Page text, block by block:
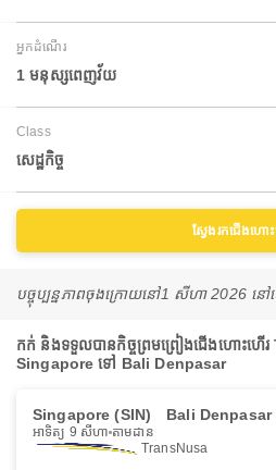
អ្នកដំណើរ
1 មនុស្សពេញវ័យ
Class
សេដ្ឋកិច្ច
ស្វែងរកជើងហោ
បច្ចុប្បន្នភាពចុងក្រោយនៅ1 សីហា 2026 នៅ​
កក់ និងទទួលបានកិច្ចព្រមព្រៀងជើងហោះហើ
Singapore ទៅ Bali Denpasar
Singapore (SIN) Bali Denpasar
អាទិត្យ 9 សីហា តាមដាន
TransNusa